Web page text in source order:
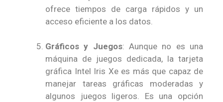
ofrece tiempos de carga rápidos y un
acceso eficiente a los datos.
Gráficos y Juegos: Aunque no es una
máquina de juegos dedicada, la tarjeta
gráfica Intel Iris Xe es más que capaz de
manejar tareas gráficas moderadas y
algunos juegos ligeros. Es una opción